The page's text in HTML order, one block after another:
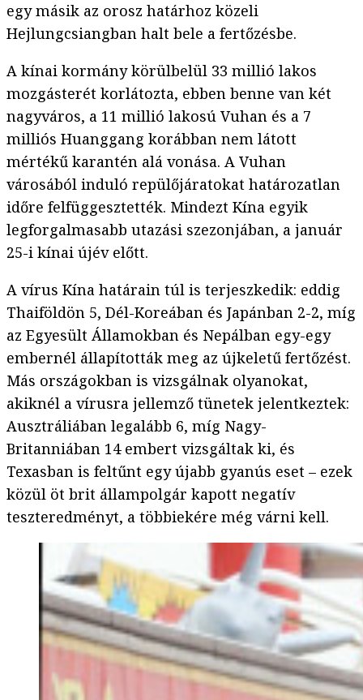
egy másik az orosz határhoz közeli
Hejlungcsiangban halt bele a fertőzésbe.
A kínai kormány körülbelül 33 millió lakos
mozgásterét korlátozta, ebben benne van két
nagyváros, a 11 millió lakosú Vuhan és a 7
milliós Huanggang korábban nem látott
mértékű karantén alá vonása. A Vuhan
városából induló repülőjáratokat határozatlan
időre felfüggesztették. Mindezt Kína egyik
legforgalmasabb utazási szezonjában, a január
25-i kínai újév előtt.
A vírus Kína határain túl is terjeszkedik: eddig
Thaiföldön 5, Dél-Koreában és Japánban 2-2, míg
az Egyesült Államokban és Nepálban egy-egy
embernél állapították meg az újkeletű fertőzést.
Más országokban is vizsgálnak olyanokat,
akiknél a vírusra jellemző tünetek jelentkeztek:
Ausztráliában legalább 6, míg Nagy-
Britanniában 14 embert vizsgáltak ki, és
Texasban is feltűnt egy újabb gyanús eset – ezek
közül öt brit állampolgár kapott negatív
teszteredményt, a többiekére még várni kell.